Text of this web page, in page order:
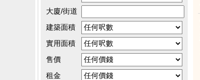
大廈/街道
建築面積
實用面積
售價
租金